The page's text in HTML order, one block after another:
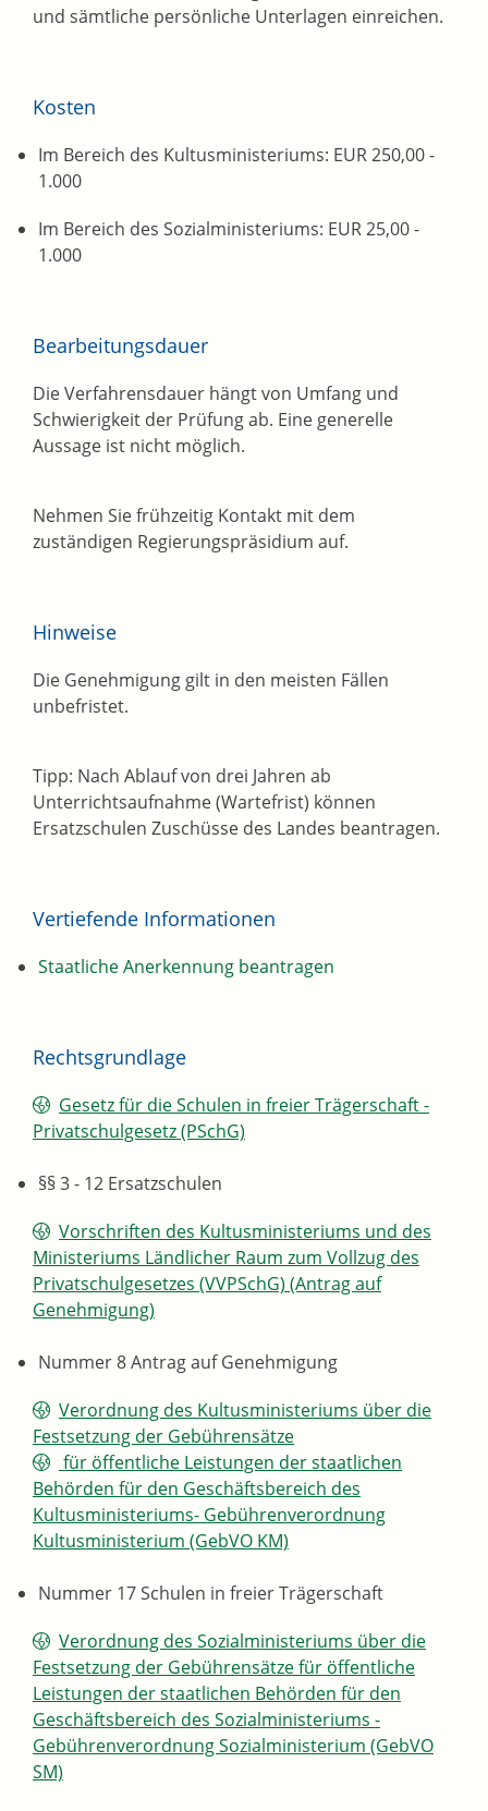
und sämtliche persönliche Unterlagen einreichen.
Kosten
Im Bereich des Kultusministeriums: EUR 250,00 -
1.000
Im Bereich des Sozialministeriums: EUR 25,00 -
1.000
Bearbeitungsdauer
Die Verfahrensdauer hängt von Umfang und
Schwierigkeit der Prüfung ab. Eine generelle
Aussage ist nicht möglich.
Nehmen Sie frühzeitig Kontakt mit dem
zuständigen Regierungspräsidium auf.
Hinweise
Die Genehmigung gilt in den meisten Fällen
unbefristet.
Tipp: Nach Ablauf von drei Jahren ab
Unterrichtsaufnahme (Wartefrist) können
Ersatzschulen Zuschüsse des Landes beantragen.
Vertiefende Informationen
Staatliche Anerkennung beantragen
Rechtsgrundlage
Gesetz für die Schulen in freier Trägerschaft -
Privatschulgesetz (PSchG)
§§ 3 - 12 Ersatzschulen
Vorschriften des Kultusministeriums und des
Ministeriums Ländlicher Raum zum Vollzug des
Privatschulgesetzes (VVPSchG) (Antrag auf
Genehmigung)
Nummer 8 Antrag auf Genehmigung
Verordnung des Kultusministeriums über die
Festsetzung der Gebührensätze
für öffentliche Leistungen der staatlichen
Behörden für den Geschäftsbereich des
Kultusministeriums- Gebührenverordnung
Kultusministerium (GebVO KM)
Nummer 17 Schulen in freier Trägerschaft
Verordnung des Sozialministeriums über die
Festsetzung der Gebührensätze für öffentliche
Leistungen der staatlichen Behörden für den
Geschäftsbereich des Sozialministeriums -
Gebührenverordnung Sozialministerium (GebVO
SM)